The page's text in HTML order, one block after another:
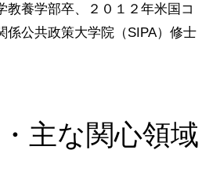
教養学部卒、２０１２年米国コ
係公共政策大学院（SIPA）修士
主な関心領域